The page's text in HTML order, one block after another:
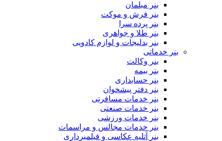
بنر مبلمان
بنر فرش و موکت
بنر پرده سرا
بنر طلا و جواهری
بنر بدلیجات و لوازم کادویی
بنر خدماتی
بنر وکالت
بنر بیمه
بنر حسابداری
بنر دفتر پیشخوان
بنر خدمات مسافرتی
بنر خدمات صنعتی
بنر خدمات ورزشی
بنر خدمات مجالس و مراسمات
بنر آتلیه عکاسی و فیلمبرداری